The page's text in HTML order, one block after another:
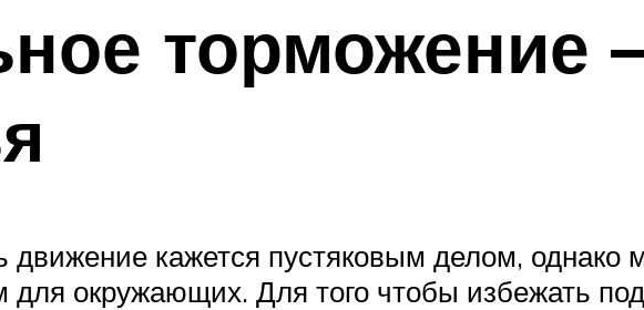
торможение
движение кажется пустяковым делом,
окружающих. Для того чтобы избежать